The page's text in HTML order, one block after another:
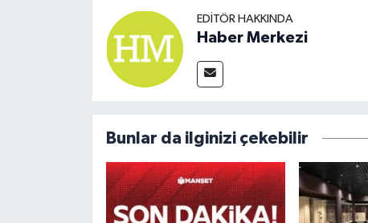
EDITÖR HAKKINDA
Haber Merkezi
Bunlar da ilginizi çekebilir